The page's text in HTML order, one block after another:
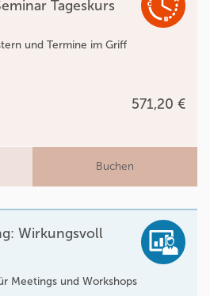
Tageskurs
und Termine im Griff
571,20 €
Buchen
Wirkungsvoll
Meetings und Workshops